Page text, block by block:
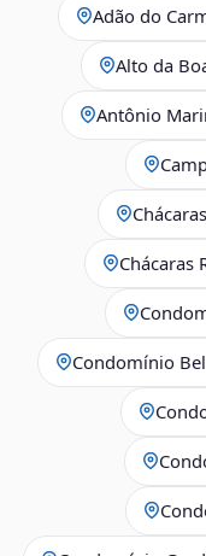
Adão do
Alto da
Antônio
Chácaras
Condomínio